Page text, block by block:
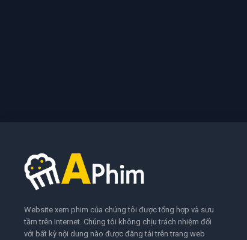
Website xem phim của chúng tôi được tổng hợp và sưu
tầm trên Internet. Chúng tôi không chịu trách nhiệm đối
với bất kỳ nội dung nào được đăng tải trên trang web